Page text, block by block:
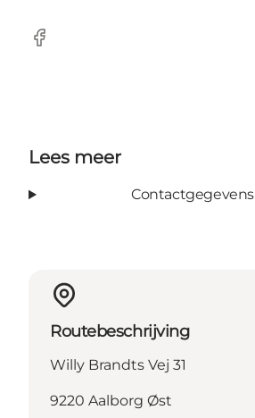
Facebook
Lees meer
Contactgegevens
Routebeschrijving
Willy Brandts Vej 31
9220 Aalborg Øst